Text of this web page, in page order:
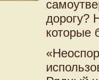
дорогу?
которые